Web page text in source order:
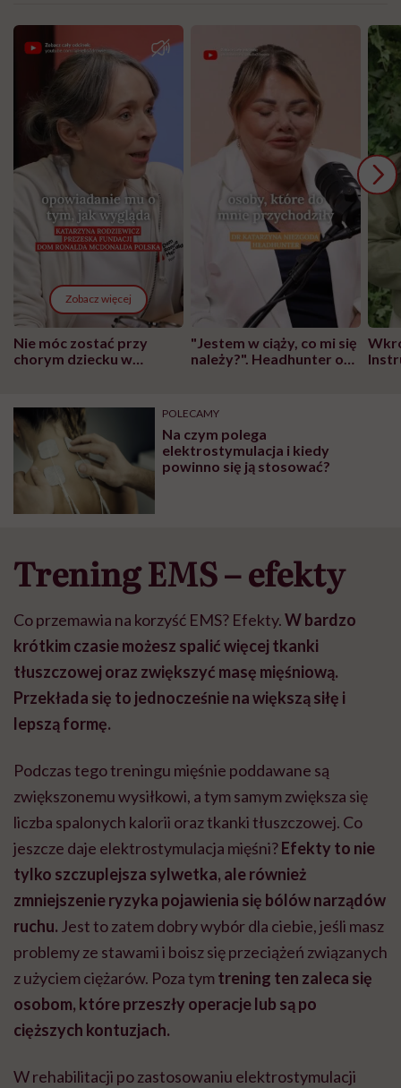
Zobacz więcej
Nie móc zostać przy
chorym dziecku w
może chyba tylko
głupota i brak
wyobraźni"
"Jestem w ciąży, co mi się
należy?". Headhunter o
pracy
POLECAMY
Na czym polega
elektrostymulacja i kiedy
powinno się ją stosować?
Trening EMS – efekty
Co przemawia na korzyść EMS? Efekty.W bardzo
krótkim czasie możesz spalić więcej tkanki
tłuszczowej oraz zwiększyć masę mięśniową.
Przekłada się to jednocześnie na większą siłę i
lepszą formę.
Podczas tego treningu mięśnie poddawane są
zwiększonemu wysiłkowi, a tym samym zwiększa się
liczba spalonych kalorii oraz tkanki tłuszczowej. Co
jeszcze daje elektrostymulacja mięśni?Efekty to nie
tylko szczuplejsza sylwetka, ale również
zmniejszenie ryzyka pojawienia się bólów narządów
ruchu. Jest to zatem dobry wybór dla ciebie, jeśli masz
problemy ze stawami i boisz się przeciążeń związanych
z użyciem ciężarów. Poza tymtrening ten zaleca się
osobom, które przeszły operacje lub są po
cięższych kontuzjach.
W rehabilitacji po zastosowaniu elektrostymulacji